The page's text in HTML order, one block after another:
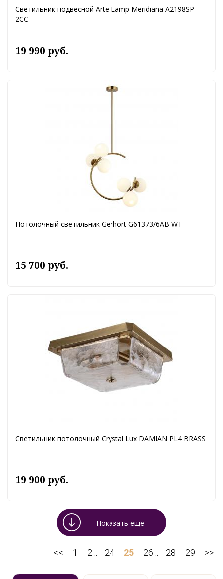
Светильник подвесной Arte Lamp Meridiana A2198SP-
2CC
19 990 руб.
Потолочный светильник Gerhort G61373/6AB WT
15 700 руб.
Светильник потолочный Crystal Lux DAMIAN PL4 BRASS
19 900 руб.
Показать еще
<< 1 2 .. 24 25 26 .. 28 29 >>